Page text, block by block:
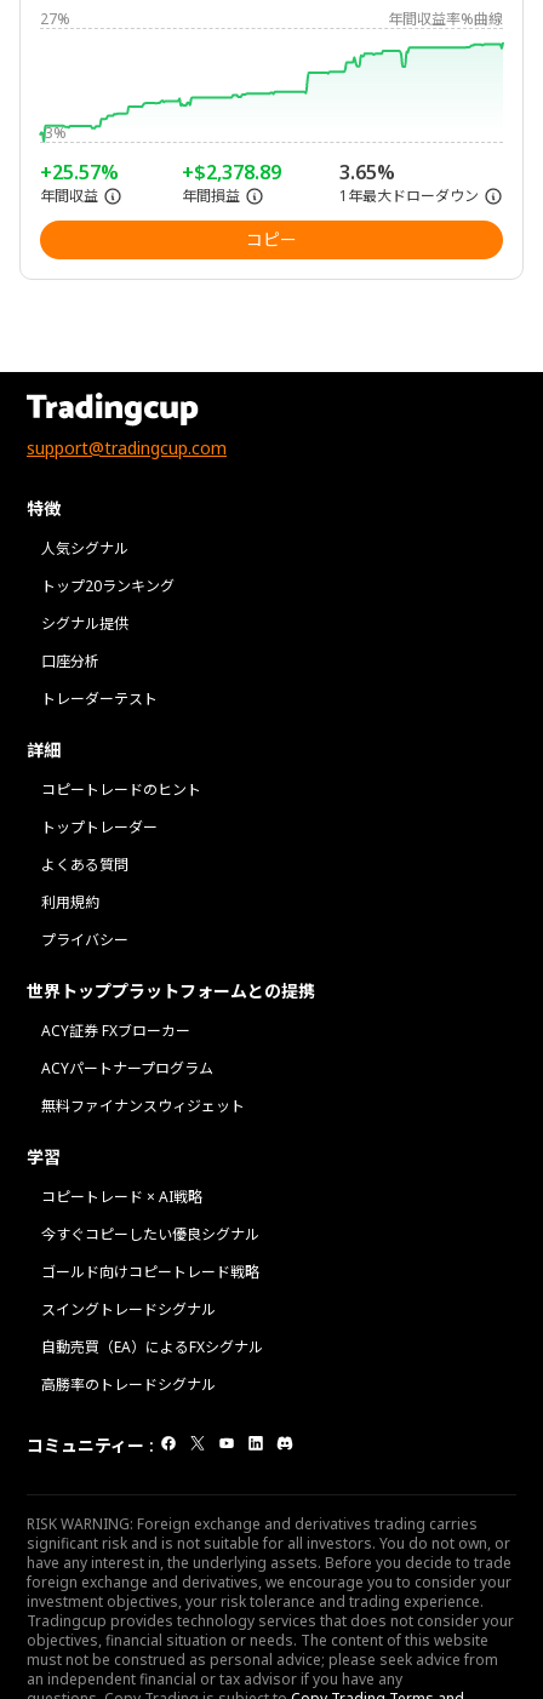
27%
年間収益率%曲線
-3%
+25.57%
年間収益
+$2,378.89
年間損益
3.65%
1年最大ドローダウン
コピー
support@tradingcup.com
特徴
人気シグナル
トップ20ランキング
シグナル提供
口座分析
トレーダーテスト
詳細
コピートレードのヒント
トップトレーダー
よくある質問
利用規約
プライバシー
世界トッププラットフォームとの提携
ACY証券 FXブローカー
ACYパートナープログラム
無料ファイナンスウィジェット
学習
コピートレード × AI戦略
今すぐコピーしたい優良シグナル
ゴールド向けコピートレード戦略
スイングトレードシグナル
自動売買（EA）によるFXシグナル
高勝率のトレードシグナル
コミュニティー :
RISK WARNING: Foreign exchange and derivatives trading carries
significant risk and is not suitable for all investors. You do not own, or
have any interest in, the underlying assets. Before you decide to trade
foreign exchange and derivatives, we encourage you to consider your
investment objectives, your risk tolerance and trading experience.
Tradingcup provides technology services that does not consider your
objectives, financial situation or needs. The content of this website
must not be construed as personal advice; please seek advice from
an independent financial or tax advisor if you have any